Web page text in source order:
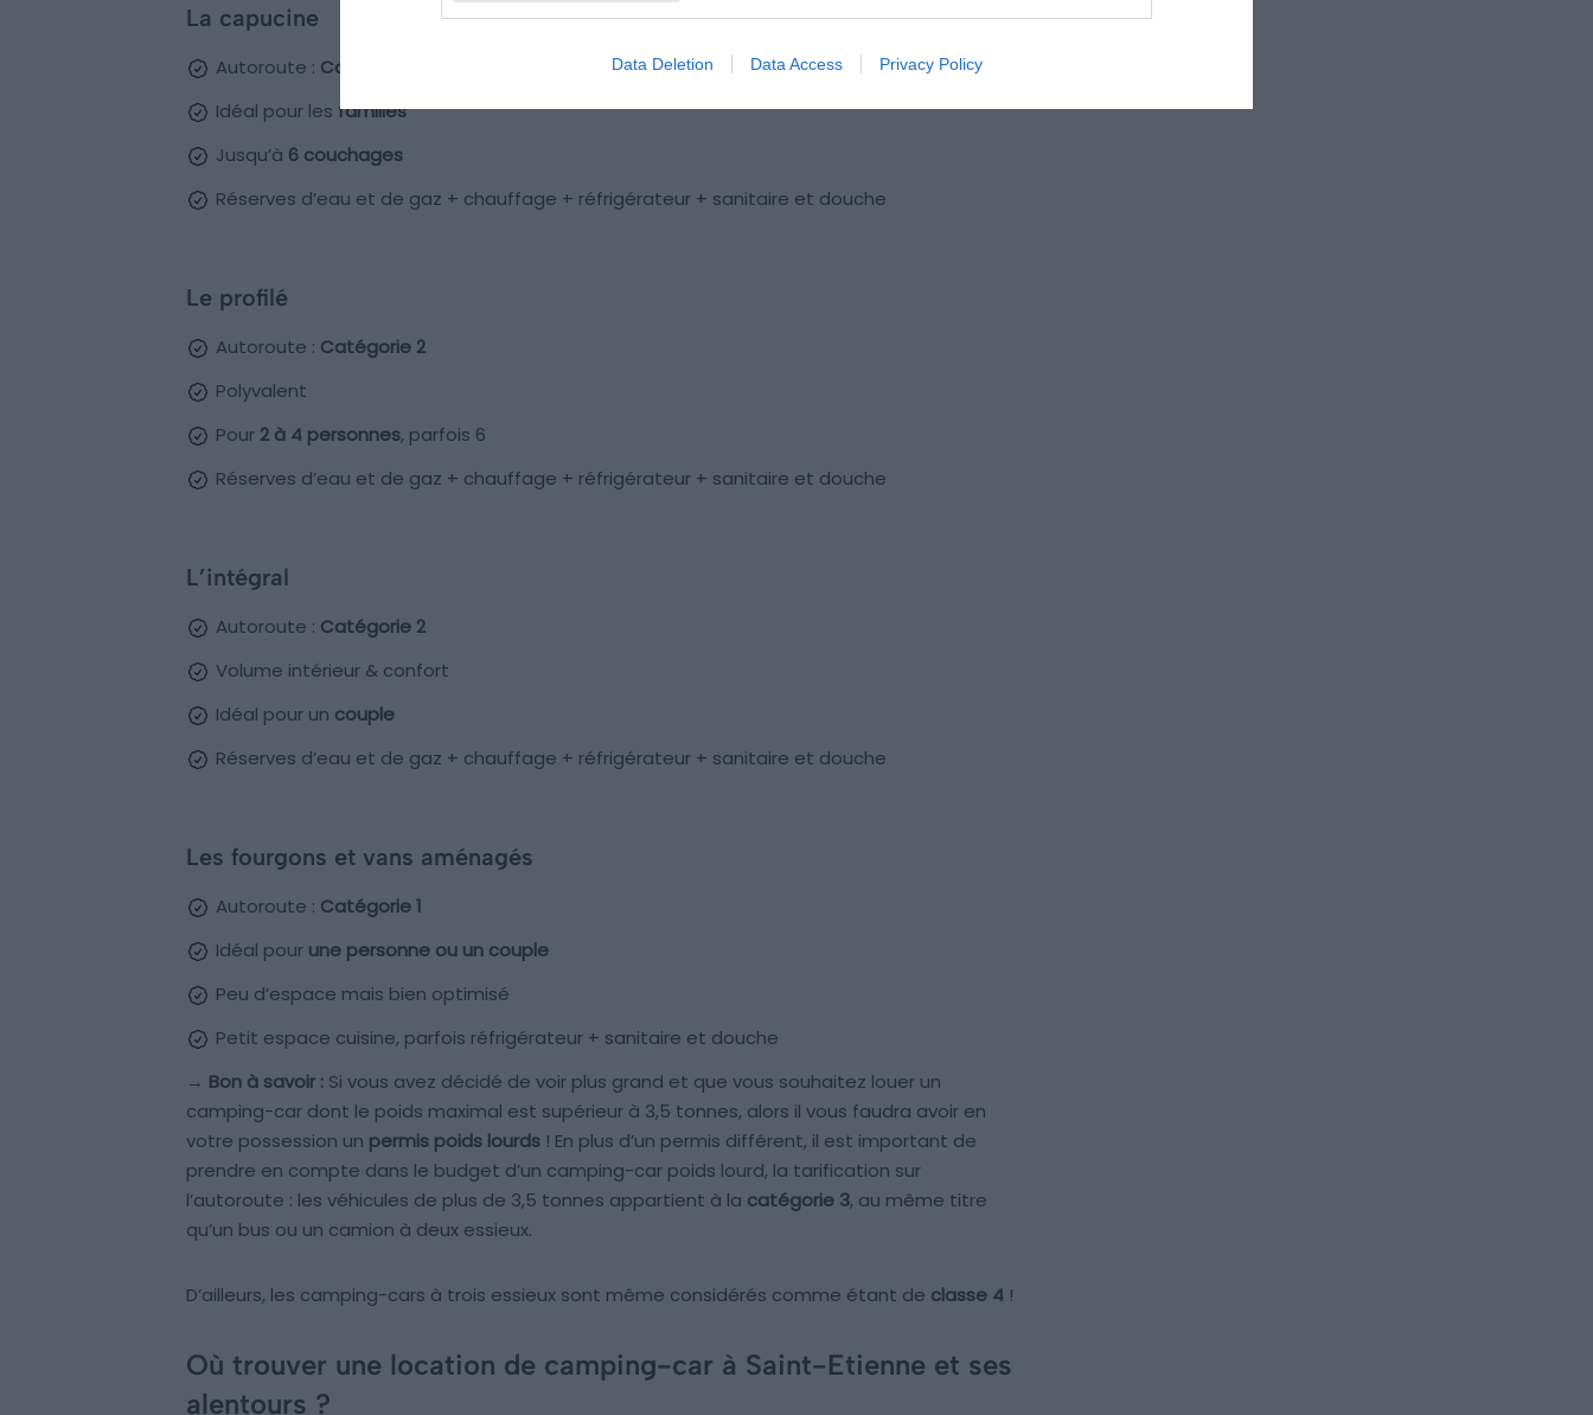
Data Deletion Data Access Privacy Policy
La capucine
Autoroute : Catégorie 3
Idéal pour les familles
Jusqu’à 6 couchages
Réserves d’eau et de gaz + chauffage + réfrigérateur + sanitaire et douche
Le profilé
Autoroute : Catégorie 2
Polyvalent
Pour 2 à 4 personnes, parfois 6
Réserves d’eau et de gaz + chauffage + réfrigérateur + sanitaire et douche
L’intégral
Autoroute : Catégorie 2
Volume intérieur & confort
Idéal pour un couple
Réserves d’eau et de gaz + chauffage + réfrigérateur + sanitaire et douche
Les fourgons et vans aménagés
Autoroute : Catégorie 1
Idéal pour une personne ou un couple
Peu d’espace mais bien optimisé
Petit espace cuisine, parfois réfrigérateur + sanitaire et douche
→ Bon à savoir : Si vous avez décidé de voir plus grand et que vous souhaitez louer un
camping-car dont le poids maximal est supérieur à 3,5 tonnes, alors il vous faudra avoir en
votre possession un permis poids lourds ! En plus d’un permis différent, il est important de
prendre en compte dans le budget d’un camping-car poids lourd, la tarification sur
l’autoroute : les véhicules de plus de 3,5 tonnes appartient à la catégorie 3, au même titre
qu’un bus ou un camion à deux essieux.
D’ailleurs, les camping-cars à trois essieux sont même considérés comme étant de classe 4 !
Où trouver une location de camping-car à Saint-Etienne et ses
alentours ?